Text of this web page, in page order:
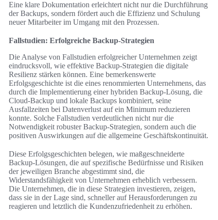
Eine klare Dokumentation erleichtert nicht nur die Durchführung
der Backups, sondern fördert auch die Effizienz und Schulung
neuer Mitarbeiter im Umgang mit den Prozessen.
Fallstudien: Erfolgreiche Backup-Strategien
Die Analyse von Fallstudien erfolgreicher Unternehmen zeigt
eindrucksvoll, wie effektive Backup-Strategien die digitale
Resilienz stärken können. Eine bemerkenswerte
Erfolgsgeschichte ist die eines renommierten Unternehmens, das
durch die Implementierung einer hybriden Backup-Lösung, die
Cloud-Backup und lokale Backups kombiniert, seine
Ausfallzeiten bei Datenverlust auf ein Minimum reduzieren
konnte. Solche Fallstudien verdeutlichen nicht nur die
Notwendigkeit robuster Backup-Strategien, sondern auch die
positiven Auswirkungen auf die allgemeine Geschäftskontinuität.
Diese Erfolgsgeschichten belegen, wie maßgeschneiderte
Backup-Lösungen, die auf spezifische Bedürfnisse und Risiken
der jeweiligen Branche abgestimmt sind, die
Widerstandsfähigkeit von Unternehmen erheblich verbessern.
Die Unternehmen, die in diese Strategien investieren, zeigen,
dass sie in der Lage sind, schneller auf Herausforderungen zu
reagieren und letztlich die Kundenzufriedenheit zu erhöhen.